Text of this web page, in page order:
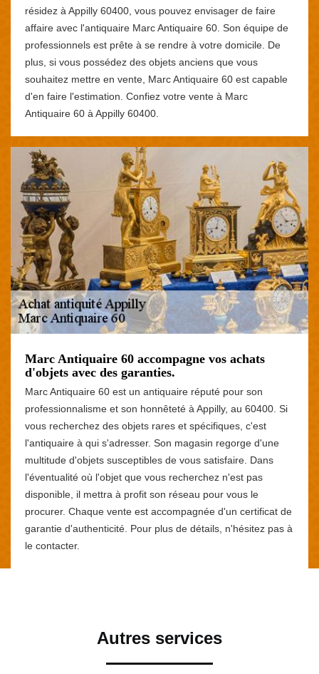
résidez à Appilly 60400, vous pouvez envisager de faire
affaire avec l'antiquaire Marc Antiquaire 60. Son équipe de
professionnels est prête à se rendre à votre domicile. De
plus, si vous possédez des objets anciens que vous
souhaitez mettre en vente, Marc Antiquaire 60 est capable
d'en faire l'estimation. Confiez votre vente à Marc
Antiquaire 60 à Appilly 60400.
Marc Antiquaire 60 accompagne vos achats
d'objets avec des garanties.
Marc Antiquaire 60 est un antiquaire réputé pour son
professionnalisme et son honnêteté à Appilly, au 60400. Si
vous recherchez des objets rares et spécifiques, c'est
l'antiquaire à qui s'adresser. Son magasin regorge d'une
multitude d'objets susceptibles de vous satisfaire. Dans
l'éventualité où l'objet que vous recherchez n'est pas
disponible, il mettra à profit son réseau pour vous le
procurer. Chaque vente est accompagnée d'un certificat de
garantie d'authenticité. Pour plus de détails, n'hésitez pas à
le contacter.
Autres services